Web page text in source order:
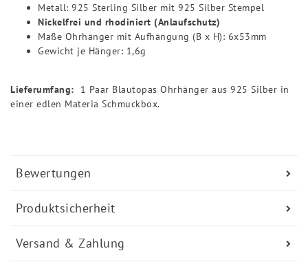
Bewertungen
Produktsicherheit
Versand & Zahlung
Metall: 925 Sterling Silber mit 925 Silber Stempel
Nickelfrei und rhodiniert (Anlaufschutz)
Maße Ohrhänger mit Aufhängung (B x H): 6x53mm
Gewicht je Hänger: 1,6g
Lieferumfang: 1 Paar Blautopas Ohrhänger aus 925 Silber in
einer edlen Materia Schmuckbox.